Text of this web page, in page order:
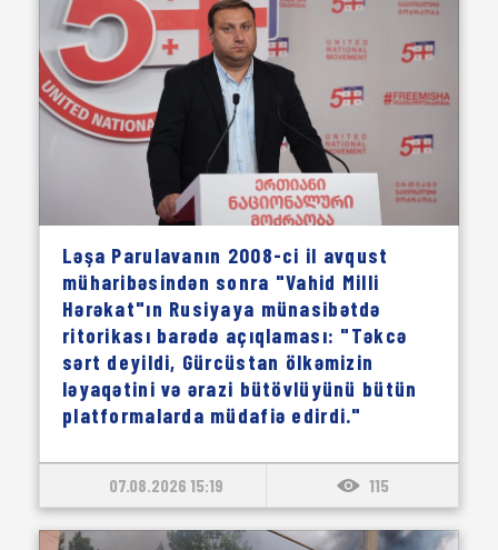
Ləşa Parulavanın 2008-ci il avqust
müharibəsindən sonra "Vahid Milli
Hərəkat"ın Rusiyaya münasibətdə
ritorikası barədə açıqlaması: "Təkcə
sərt deyildi, Gürcüstan ölkəmizin
ləyaqətini və ərazi bütövlüyünü bütün
platformalarda müdafiə edirdi."
07.08.2026 15:19 115